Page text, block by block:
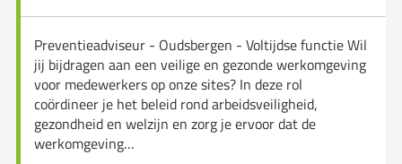
Preventieadviseur - Oudsbergen - Voltijdse functie Wil
jij bijdragen aan een veilige en gezonde werkomgeving
voor medewerkers op onze sites? In deze rol
coördineer je het beleid rond arbeidsveiligheid,
gezondheid en welzijn en zorg je ervoor dat de
werkomgeving…